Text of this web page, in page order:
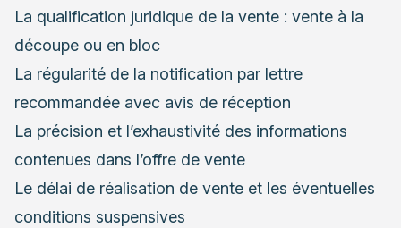
La qualification juridique de la vente : vente à la
découpe ou en bloc
La régularité de la notification par lettre
recommandée avec avis de réception
La précision et l’exhaustivité des informations
contenues dans l’offre de vente
Le délai de réalisation de vente et les éventuelles
conditions suspensives